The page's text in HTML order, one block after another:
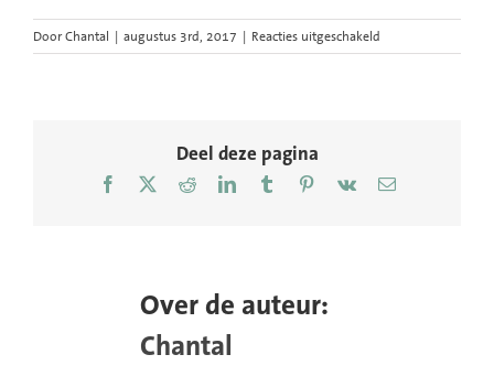
DoorChantal | augustus 3rd, 2017 | Reacties uitgeschakeld
Circulair-
Chantal-
Deel deze pagina
Facebook
X RedditLinkedInTumblrPinterest
Vk
E-
Over de auteur:
Chantal